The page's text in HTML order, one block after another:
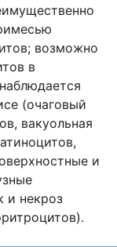
возможно
в
(очаговый
вакуольная
и
и некроз